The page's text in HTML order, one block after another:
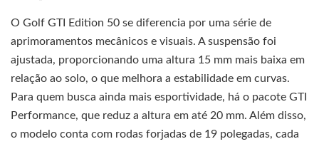
O Golf GTI Edition 50 se diferencia por uma série de
aprimoramentos mecânicos e visuais. A suspensão foi
ajustada, proporcionando uma altura 15 mm mais baixa em
relação ao solo, o que melhora a estabilidade em curvas.
Para quem busca ainda mais esportividade, há o pacote GTI
Performance, que reduz a altura em até 20 mm. Além disso,
o modelo conta com rodas forjadas de 19 polegadas, cada